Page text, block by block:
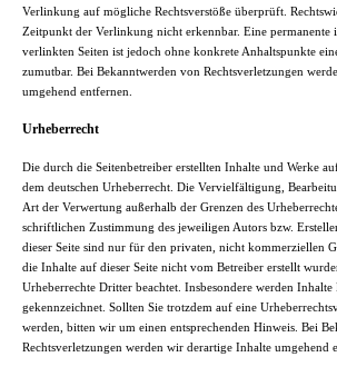
Verlinkung auf mögliche Rechtsverstöße überprüft.
Zeitpunkt der Verlinkung nicht erkennbar. Eine
verlinkten Seiten ist jedoch ohne konkrete Anhaltspunkte
zumutbar. Bei Bekanntwerden von Rechtsverletzungen
umgehend entfernen.
Urheberrecht
Die durch die Seitenbetreiber erstellten Inhalte und Werke
dem deutschen Urheberrecht. Die Vervielfältigung,
Art der Verwertung außerhalb der Grenzen des
schriftlichen Zustimmung des jeweiligen Autors bzw.
dieser Seite sind nur für den privaten, nicht kommerziellen
die Inhalte auf dieser Seite nicht vom Betreiber erstellt
Urheberrechte Dritter beachtet. Insbesondere werden Inhalte
gekennzeichnet. Sollten Sie trotzdem auf eine
werden, bitten wir um einen entsprechenden Hinweis. Bei
Rechtsverletzungen werden wir derartige Inhalte umgehend